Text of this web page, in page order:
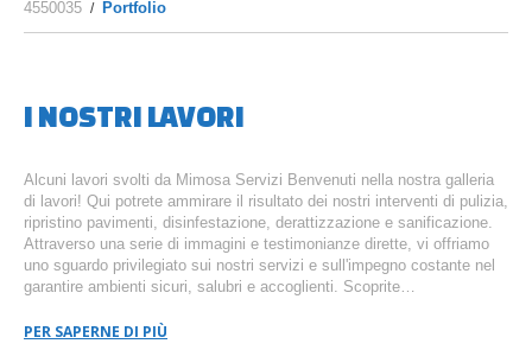
4550035
Portfolio
I NOSTRI LAVORI
Alcuni lavori svolti da Mimosa Servizi Benvenuti nella nostra galleria
di lavori! Qui potrete ammirare il risultato dei nostri interventi di pulizia,
ripristino pavimenti, disinfestazione, derattizzazione e sanificazione.
Attraverso una serie di immagini e testimonianze dirette, vi offriamo
uno sguardo privilegiato sui nostri servizi e sull'impegno costante nel
garantire ambienti sicuri, salubri e accoglienti. Scoprite…
PER SAPERNE DI PIÙ